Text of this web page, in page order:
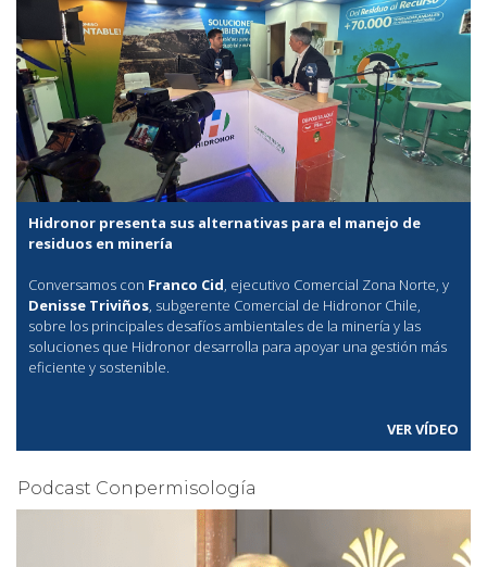
Hidronor presenta sus alternativas para el manejo de
residuos en minería
Conversamos con Franco Cid, ejecutivo Comercial Zona Norte, y
Denisse Triviños, subgerente Comercial de Hidronor Chile,
sobre los principales desafíos ambientales de la minería y las
soluciones que Hidronor desarrolla para apoyar una gestión más
eficiente y sostenible.
VER VÍDEO
Podcast Conpermisología